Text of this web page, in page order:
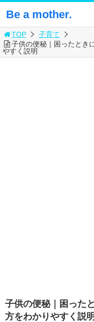
Be a mother.
TOP
子育て
子供の便秘｜困ったとき
やすく説明
子供の便秘｜困った
方をわかりやすく説明